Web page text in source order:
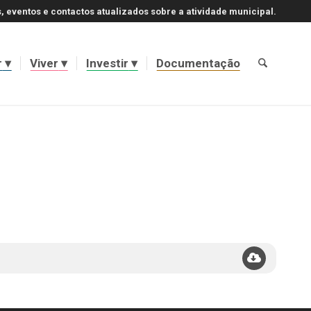
eventos e contactos atualizados sobre a atividade municipal.
Viver Investir Documentação